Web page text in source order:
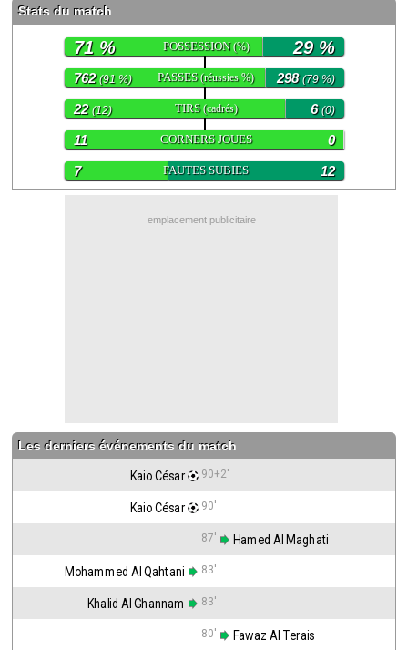
Stats du match
POSSESSION(%)
71 % 29 %
PASSES(réussies %)
762(91 %) 298(79 %)
TIRS(cadrés)
22(12) 6(0)
CORNERS JOUES
11 0
FAUTES SUBIES
7 12
emplacement publicitaire
Les derniers événements du match
Kaio César 90+2'
Kaio César 90'
87' Hamed Al Maghati
Mohammed Al Qahtani 83'
Khalid Al Ghannam 83'
80' Fawaz Al Terais
Contact / Signaler un bug
Recrutement Maxifoot
Mentions légales
site web Maxifoot.fr